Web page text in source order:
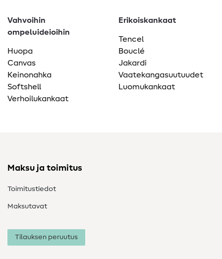
Vahvoihin
ompeluideioihin
Huopa
Canvas
Keinonahka
Softshell
Verhoilukankaat
Erikoiskankaat
Tencel
Bouclé
Jakardi
Vaatekangasuutuudet
Luomukankaat
Maksu ja toimitus
Toimitustiedot
Maksutavat
Tilauksen peruutus